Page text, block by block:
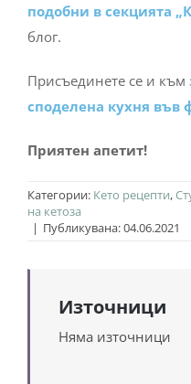
подобни в секцията
блог.
Присъединете се и към
споделена кухня във
Приятен апетит!
Категории: Кето рецепти,
на кетоза
| Публикувана: 04.06.2021
Източници
Няма източници